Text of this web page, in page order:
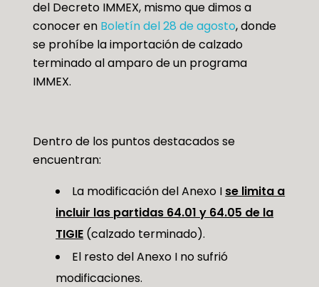
del Decreto IMMEX, mismo que dimos a
conocer en Boletín del 28 de agosto, donde
se prohíbe la importación de calzado
terminado al amparo de un programa
IMMEX.
Dentro de los puntos destacados se
encuentran:
La modificación del Anexo I se limita a
incluir las partidas 64.01 y 64.05 de la
TIGIE (calzado terminado).
El resto del Anexo I no sufrió
modificaciones.